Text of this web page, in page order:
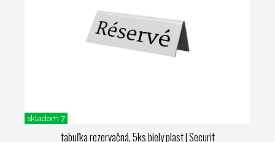
skladom 7
tabuľka rezervačná, 5ks biely plast| Securit